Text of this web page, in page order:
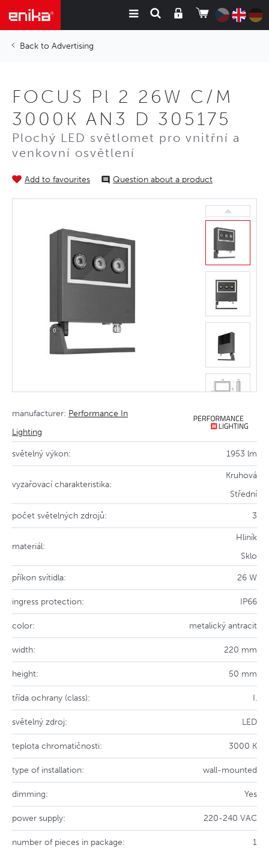
Advertising
FOCUS Pl 2 26W C/M
3000K AN3 D 305175
Plochý LED světlomet pro vnitřní a
venkovní osvětlení
Add to favourites Question about a product
manufacturer: Performance In
Lighting
světelný výkon: 1953 lm
vyzařovací charakteristika:
Kruhová
Střední
počet světelných zdrojů: 3
materiál:
Hliník
Sklo
příkon svítidla: 26 W
ingress protection: IP66
color: metalický antracit
width: 220 mm
height: 50 mm
třída ochrany (class): I.
světelný zdroj: LED
teplota chromatičnosti: 3000 K
type of installation: wall-mounted
dimming: Yes
power supply: 220-240 VAC
number of pieces in package: 1